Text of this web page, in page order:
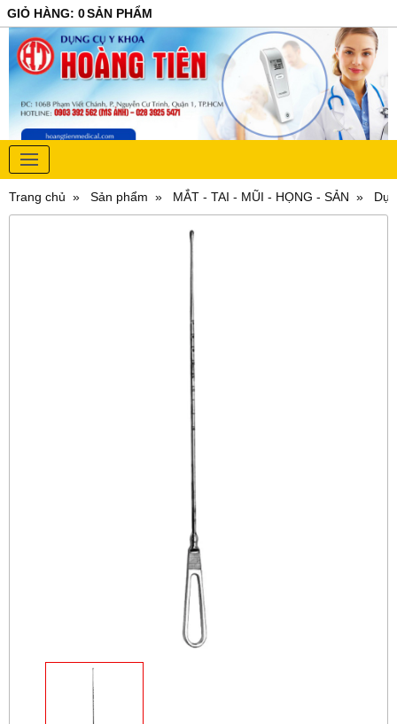
GIỎ HÀNG: 0SẢN PHẨM
Trang chủ Sản phẩm MẮT - TAI - MŨI - HỌNG - SẢN